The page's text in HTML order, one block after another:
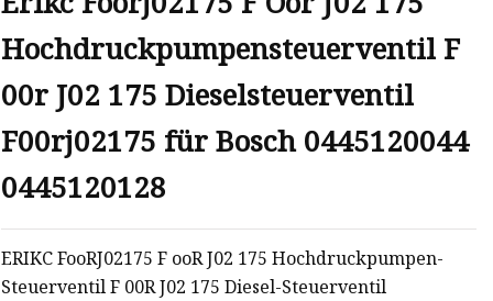
Hochdruckpumpensteuerventil F
00r J02 175 Dieselsteuerventil
F00rj02175 für Bosch 0445120044
0445120128
ERIKC FooRJ02175 F ooR J02 175 Hochdruckpumpen-
Steuerventil F 00R J02 175 Diesel-Steuerventil